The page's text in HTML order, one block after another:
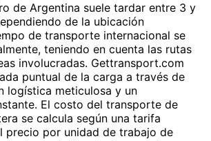
de Argentina suele tardar entre 3 y
de la ubicación
de transporte internacional se
teniendo en cuenta las rutas
involucradas. Gettransport.com
puntual de la carga a través de
logística meticulosa y un
El costo del transporte de
se calcula según una tarifa
por unidad de trabajo de